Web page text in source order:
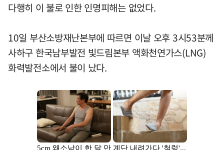
다행히 이 불로 인한 인명피해는 없었다.
10일 부산소방재난본부에 따르면 이날 오후 3시53분께
사하구 한국남부발전 빛드림본부 액화천연가스(LNG)
화력발전소에서 불이 났다.